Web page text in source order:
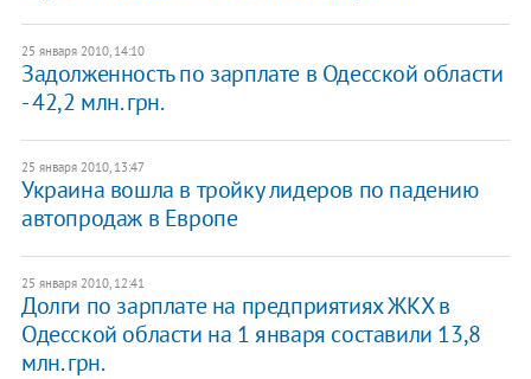
25 января 2010, 14:10
Задолженность по зарплате в Одесской области
- 42,2 млн. грн.
25 января 2010, 13:47
Украина вошла в тройку лидеров по падению
автопродаж в Европе
25 января 2010, 12:41
Долги по зарплате на предприятиях ЖКХ в
Одесской области на 1 января составили 13,8
млн. грн.